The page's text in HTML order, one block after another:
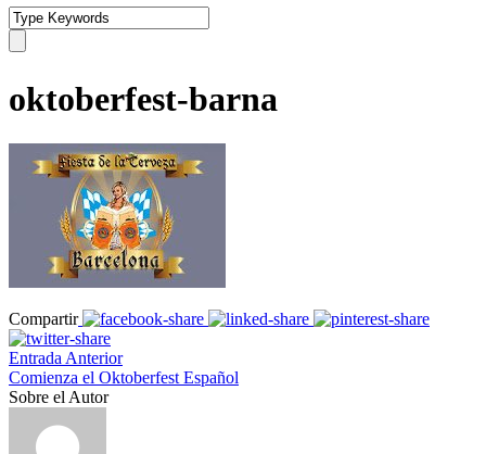
oktoberfest-barna
Compartir
Entrada Anterior
Comienza el Oktoberfest Español
Sobre el Autor